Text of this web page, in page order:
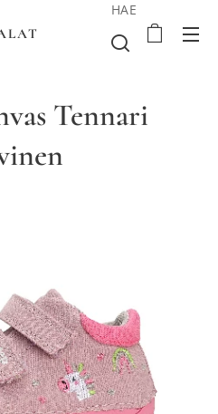
HAE
Tennari